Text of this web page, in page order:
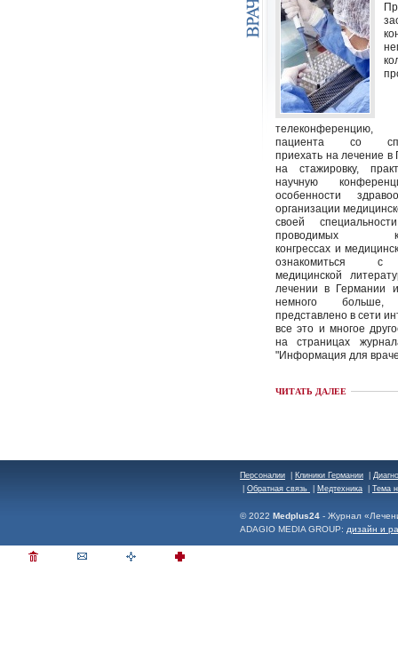
пациента со
приехать на лечение
на стажировку,
научную
особенности
организации
своей
проводимых
конгрессах и
ознакомиться с
медицинской
лечении в Германии
немного
представлено в сети
все это и многое
на страницах
"Информация для
ЧИТАТЬ ДАЛЕЕ
Персоналии Клиники Германии
Обратная связь Медтехника Тема
© 2022 Medplus24 - Журнал
ADAGIO MEDIA GROUP: дизайн и